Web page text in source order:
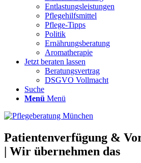
Entlastungsleistungen
Pflegehilfsmittel
Pflege-Tipps
Politik
Ernährungsberatung
Aromatherapie
Jetzt beraten lassen
Beratungsvertrag
DSGVO Vollmacht
Suche
Menü Menü
Patientenverfügung &
| Wir übernehmen das